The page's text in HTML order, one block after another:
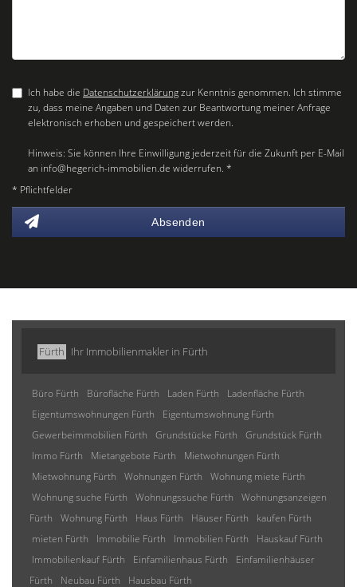
Ich habe die Datenschutzerklärungzur Kenntnis genommen. Ich stimme
zu, dass meine Angaben und Daten zur Beantwortung meiner Anfrage
elektronisch erhoben und gespeichert werden.
Hinweis: Sie können Ihre Einwilligung jederzeit für die Zukunft per E-Mail
an info@hegerich-immobilien.de widerrufen. *
* Pflichtfelder
Absenden
Fürth Ihr Immobilienmakler in Fürth
Büro Fürth Bürofläche Fürth Laden Fürth
Ladenfläche Fürth
Eigentumswohnungen Fürth
Eigentumswohnung Fürth
Gewerbeimmobilien Fürth
Grundstücke Fürth
Grundstück Fürth
Immo Fürth
Mietangebote Fürth
Mietwohnungen Fürth
Mietwohnung Fürth
Wohnungen Fürth
Wohnung miete Fürth
Wohnung suche Fürth
Wohnungssuche Fürth
Wohnungsanzeigen
Fürth
Wohnung Fürth Haus Fürth Häuser Fürth
kaufen Fürth
mieten Fürth
Immobilie Fürth Immobilien Fürth
Hauskauf Fürth
Immobilienkauf Fürth
Einfamilienhaus Fürth
Einfamilienhäuser
Fürth
Neubau Fürth Hausbau Fürth